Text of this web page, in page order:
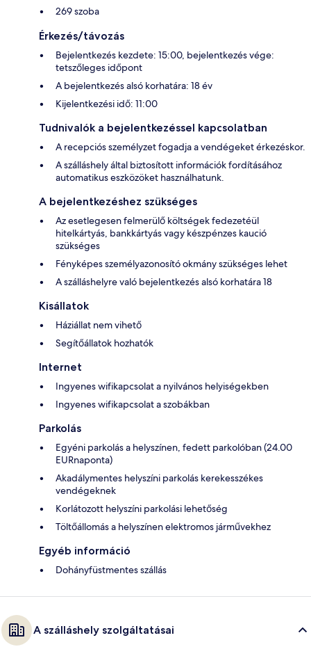
269 szoba
Érkezés/távozás
Bejelentkezés kezdete: 15:00, bejelentkezés vége:
tetszőleges időpont
A bejelentkezés alsó korhatára: 18 év
Kijelentkezési idő: 11:00
Tudnivalók a bejelentkezéssel kapcsolatban
A recepciós személyzet fogadja a vendégeket érkezéskor.
A szálláshely által biztosított információk fordításához
automatikus eszközöket használhatunk.
A bejelentkezéshez szükséges
Az esetlegesen felmerülő költségek fedezetéül
hitelkártyás, bankkártyás vagy készpénzes kaució
szükséges
Fényképes személyazonosító okmány szükséges lehet
A szálláshelyre való bejelentkezés alsó korhatára 18
Kisállatok
Háziállat nem vihető
Segítőállatok hozhatók
Internet
Ingyenes wifikapcsolat a nyilvános helyiségekben
Ingyenes wifikapcsolat a szobákban
Parkolás
Egyéni parkolás a helyszínen, fedett parkolóban (24.00
EURnaponta)
Akadálymentes helyszíni parkolás kerekesszékes
vendégeknek
Korlátozott helyszíni parkolási lehetőség
Töltőállomás a helyszínen elektromos járművekhez
Egyéb információ
Dohányfüstmentes szállás
A szálláshely szolgáltatásai